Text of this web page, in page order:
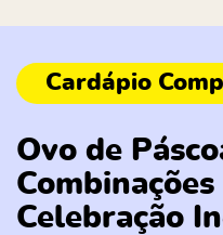
Ovo de
Celebração